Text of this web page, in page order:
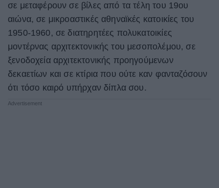
Γάμος
Market News
σε μεταφέρουν σε βίλες από τα τέλη του 19ου
αιώνα, σε μικροαστικές αθηναϊκές κατοικίες του
1950-1960, σε διατηρητέες πολυκατοικίες
μοντέρνας αρχιτεκτονικής του μεσοπολέμου, σε
ξενοδοχεία αρχιτεκτονικής προηγούμενων
δεκαετίων και σε κτίρια που ούτε καν φανταζόσουν
ότι τόσο καιρό υπήρχαν δίπλα σου.